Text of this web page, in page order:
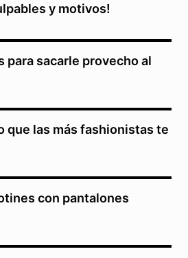
y motivos!
para sacarle provecho al
que las más fashionistas te
con pantalones